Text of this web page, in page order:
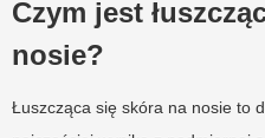
Czym jest
nosie?
Łuszcząca się skóra na nosie to